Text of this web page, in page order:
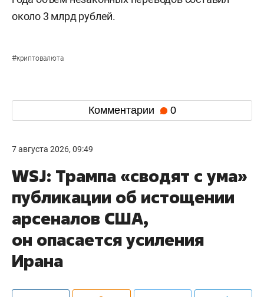
около 3 млрд рублей.
#криптовалюта
Комментарии 0
7 августа 2026, 09:49
WSJ: Трампа «сводят с ума»
публикации об истощении
арсеналов США,
он опасается усиления
Ирана